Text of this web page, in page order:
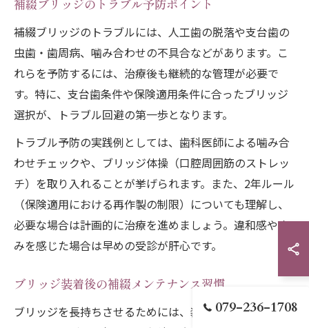
補綴ブリッジのトラブル予防ポイント
補綴ブリッジのトラブルには、人工歯の脱落や支台歯の
虫歯・歯周病、噛み合わせの不具合などがあります。こ
れらを予防するには、治療後も継続的な管理が必要で
す。特に、支台歯条件や保険適用条件に合ったブリッジ
選択が、トラブル回避の第一歩となります。
トラブル予防の実践例としては、歯科医師による噛み合
わせチェックや、ブリッジ体操（口腔周囲筋のストレッ
チ）を取り入れることが挙げられます。また、2年ルール
（保険適用における再作製の制限）についても理解し、
必要な場合は計画的に治療を進めましょう。違和感や痛
みを感じた場合は早めの受診が肝心です。
ブリッジ装着後の補綴メンテナンス習慣
ブリッジを長持ちさせるためには、装着後の定期的なメ
079-236-1708